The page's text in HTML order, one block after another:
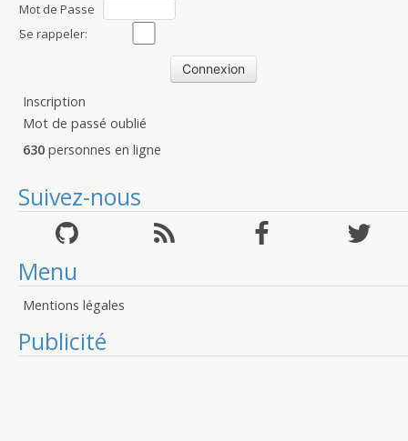
Mot de Passe
:Se rappeler:
Inscription
Mot de passé oublié
630 personnes en ligne
Suivez-nous
Menu
Mentions légales
Publicité